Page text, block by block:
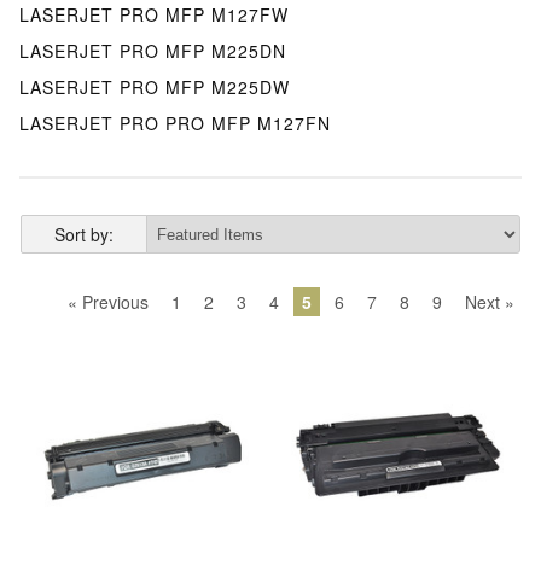
LASERJET PRO MFP M127FW
LASERJET PRO MFP M225DN
LASERJET PRO MFP M225DW
LASERJET PRO PRO MFP M127FN
Sort by:
« Previous 1 2 3 4 5 6 7 8 9 Next »